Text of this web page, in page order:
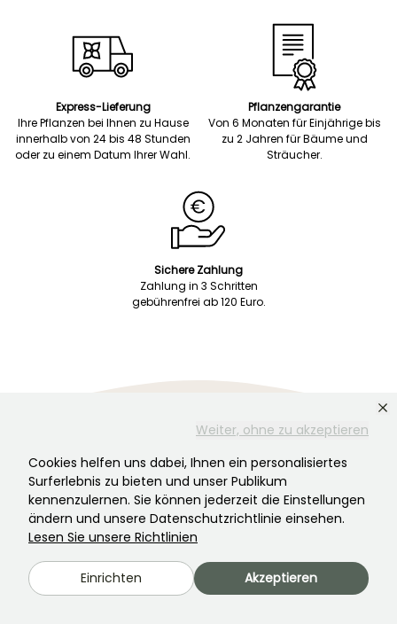
Weiter, ohne zu akzeptieren
Cookies helfen uns dabei, Ihnen ein personalisiertes
Surferlebnis zu bieten und unser Publikum
kennenzulernen. Sie können jederzeit die Einstellungen
ändern und unsere Datenschutzrichtlinie einsehen.
Lesen Sie unsere Richtlinien
Einrichten Akzeptieren
Express-Lieferung
Ihre Pflanzen bei Ihnen zu Hause
innerhalb von 24 bis 48 Stunden
oder zu einem Datum Ihrer Wahl.
Pflanzengarantie
Von 6 Monaten für Einjährige bis
zu 2 Jahren für Bäume und
Sträucher.
Sichere Zahlung
Zahlung in 3 Schritten
gebührenfrei ab 120 Euro.
Kundenservice
Wir sind immer für Sie da!
Nehmen Sie mit uns Kontakt auf! Klicken
Sie hier